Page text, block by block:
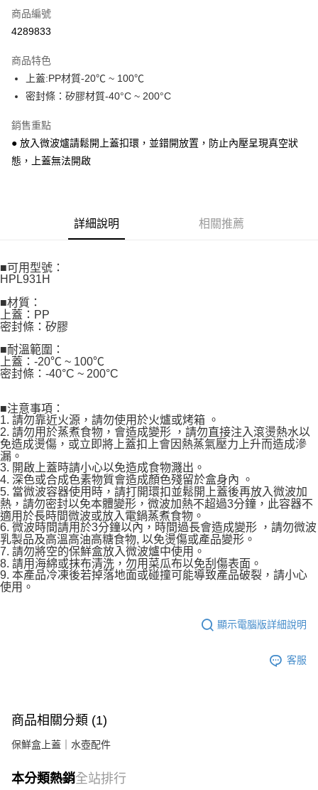
4.訂單成立30分鐘內，如未前往確認交易或遇審核未通過，訂單將自動取
消。如遇「轉專審核」未通過狀況，表示未達大哥付你分期系統評分，恕無
1.分期款項不併入電信帳單，「大哥付你分期」於每月結算日後寄送繳費提
醒簡訊。
2.透過簡訊連結打開帳單後，可選擇「超商條碼／台灣大直營門市／銀行轉
帳／街口支付／iPASS MONEY」等通路繳費。
【注意事項】
1.本服務係由「台灣大哥大股份有限公司」（以下簡稱本公司）所提供，讓
用戶於交易時，得透過本服務購買商品或服務，並由商店將買賣／分期付款
買賣價金債權讓與本公司後，依約使用本公司帳單繳交帳款。
3.完整用戶服務條款，請詳閱以下連結：
https://oppay.tw/userRule
付款後全家取貨
每筆NT$80，滿NT$888(含以上)免運費
每筆NT$80，滿NT$888(含以上)免運費
宅配
門市取貨-自備購物袋
每筆NT$80，滿NT$500(含以上)免運費
商品編號
4289833
商品特色
上蓋:PP材質-20℃ ~ 100℃
密封條：矽膠材質-40°C ~ 200°C
銷售重點
● 放入微波爐請鬆開上蓋扣環，並錯開放置，防止內壓呈現真空狀
態，上蓋無法開啟
詳細說明 相關推薦
■可用型號：
HPL931H
■材質：
上蓋：PP
密封條：矽膠
■耐溫範圍：
上蓋：-20℃ ~ 100℃
密封條：-40°C ~ 200°C
■注意事項：
1. 請勿靠近火源，請勿使用於火爐或烤箱 。
2. 請勿用於蒸煮食物，會造成變形 ，請勿直接注入滾燙熱水以
免造成燙傷，或立即將上蓋扣上會因熱蒸氣壓力上升而造成滲
漏。
3. 開啟上蓋時請小心以免造成食物濺出。
4. 深色或合成色素物質會造成顏色殘留於盒身內 。
5. 當微波容器使用時，請打開環扣並鬆開上蓋後再放入微波加
熱，請勿密封以免本體變形，微波加熱不超過3分鐘，此容器不
適用於長時間微波或放入電鍋蒸煮食物。
6. 微波時間請用於3分鐘以內，時間過長會造成變形 ，請勿微波
乳製品及高溫高油高糖食物, 以免燙傷或產品變形。
7. 請勿將空的保鮮盒放入微波爐中使用。
8. 請用海綿或抹布清洗，勿用菜瓜布以免刮傷表面。
9. 本產品冷凍後若掉落地面或碰撞可能導致產品破裂，請小心
使用。
顯示電腦版詳細說明
客服
商品相關分類 (1)
保鮮盒上蓋｜水壺配件
本分類熱銷全站排行